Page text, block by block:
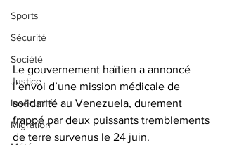
Sports
Sécurité
Société
Justice
Insécurité
Migration
Le gouvernement haïtien a annoncé
l’envoi d’une mission médicale de
solidarité au Venezuela, durement
frappé par deux puissants tremblements
de terre survenus le 24 juin.